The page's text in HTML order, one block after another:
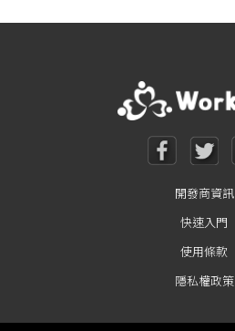
Posts navigation
開發商資訊
快速入門
使用條款
隱私權政策